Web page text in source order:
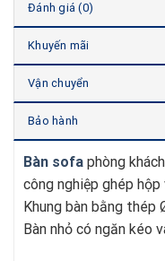
Đánh giá (0)
Khuyến mãi
Vận chuyển
Bảo hành
Bàn sofa phòng
công nghiệp ghép
Khung bàn bằng thép
Bàn nhỏ có ngăn kéo